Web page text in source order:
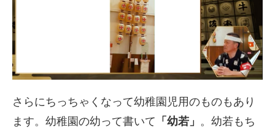
さらにちっちゃくなって幼稚園児用のものもあり
ます。幼稚園の幼って書いて 「幼若」 。幼若もち